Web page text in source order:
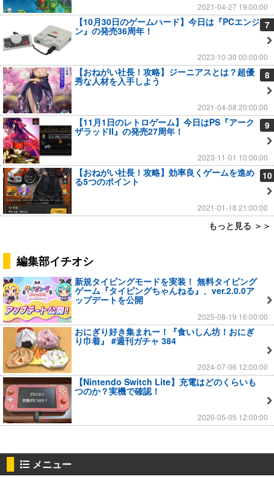
2021-04-27 19:00:00
7
【10月30日のゲームハード】今日は『PCエンジ
ン』の発売36周年！
2023-10-30 00:00:00
8
【おねがい社長！攻略】ジーニアスとは？超優
秀な人材を入手しよう
2021-04-08 20:00:00
9
【11月1日のレトロゲーム】今日はPS『アーク
ザラッドII』の発売27周年！
2023-11-01 10:00:00
10
【おねがい社長！攻略】効率良くゲームを進め
る5つのポイント
2021-01-18 21:00:00
もっと見る ＞＞
編集部イチオシ
新規タイピングモードを実装！ 無料タイピング
ゲーム『タイピングちゃんねる』、ver.2.0.0ア
ップデートを公開
2025-08-19 16:00:00
おにぎり好き集まれー！『食いしん坊！おにぎ
り巾着』 #週刊ガチャ 384
2024-07-06 12:00:00
【Nintendo Switch Lite】充電はどのくらいも
つのか？実機で確認！
2020-05-05 12:00:00
メニュー